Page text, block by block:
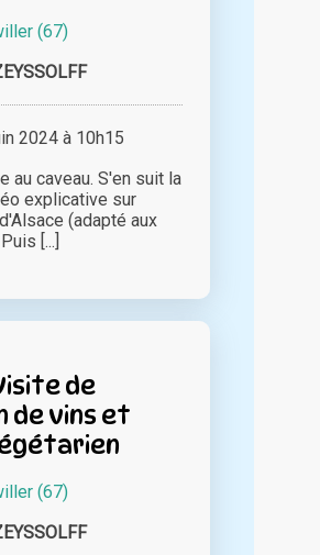
(67)
2024 à 10h15
au caveau. S'en suit la
explicative sur
(adapté aux
[...]
de
de vins et
(67)